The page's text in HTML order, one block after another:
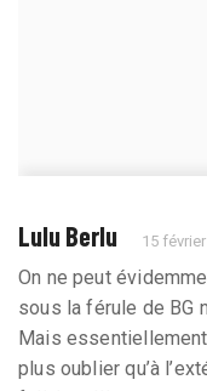
Lulu Berlu 15
On ne peut
sous la férule de BG
Mais
plus oublier qu’à